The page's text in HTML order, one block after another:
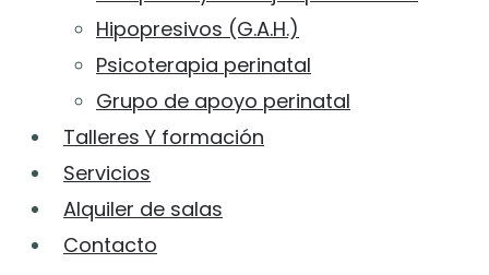
Hipopresivos (G.A.H.)
Psicoterapia perinatal
Grupo de apoyo perinatal
Talleres Y formación
Servicios
Alquiler de salas
Contacto